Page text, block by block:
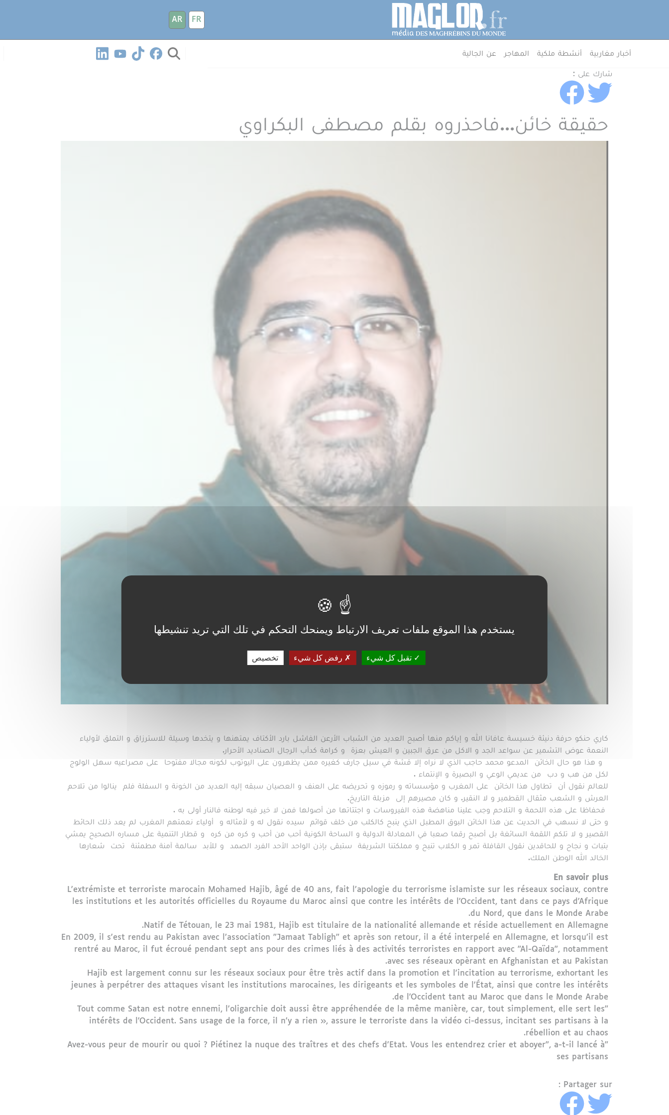
FR
AR
MenuArab
أخبار مغاربية أنشطة ملكية المهاجر عن الجالية
شارك على :
حقيقة خائن...فاحذروه بقلم مصطفى البكراوي
كاري حنكو حرفة دنيئة خسيسة عافانا الله و إياكم منها أصبح العديد من الشباب الأرعن الفاشل بارد الأكتاف يمتهنها و يتخدها وسيلة للاسترزاق و التملق لأولياء
النعمة عوض التشمير عن سواعد الجد و الاكل من عرق الجبين و العيش بعزة و كرامة كدأب الرجال الصناديد الأحرار.
و هذا هو حال الخائن المدعو محمد حاجب الذي لا نراه إلا قشة في سيل جارف كغيره ممن يظهرون على اليوتوب لكونه مجالا مفتوحا على مصراعيه سهل الولوج
لكل من هب و دب من عديمي الوعي و البصيرة و الإنتماء .
للعالم نقول أن تطاول هذا الخائن على المغرب و مؤسساته و رموزه و تحريضه على العنف و العصيان سبقه إليه العديد من الخونة و السفلة فلم ينالوا من تلاحم
العرش و الشعب مثقال القطمير و لا النقير. و كان مصيرهم إلى مزبلة التاريخ.
فحفاظا على هذه اللحمة و التلاحم وجب علينا مناهضة هذه الفيروسات و اجتتاتها من أصولها فمن لا خير فيه لوطنه فالنار أولى به .
و حتى لا نسهب في الحديت عن هذا الخائن البوق المطبل الذي ينبح كالكلب من خلف قوائم سيده نقول له و لأمثاله و أولياء نعمتهم المغرب لم يعد ذلك الحائط
القصير و لا تلكم اللقمة السائغة بل أصبح رقما صعبا في المعادلة الدولية و الساحة الكونية أحب من أحب و كره من كره و قطار التنمية على مساره الصحيح يمشي
بتبات و نجاح و للحاقدين نقول القافلة تمر و الكلاب تنبح و مملكتنا الشريفة ستبقى بإذن الواحد الأحد الفرد الصمد و للأبد سالمة آمنة مطمئنة تحت شعارها
الخالد الله الوطن الملك.
En savoir plus
L'extrémiste et terroriste marocain Mohamed Hajib, âgé de 40 ans, fait l’apologie du terrorisme islamiste sur les réseaux sociaux, contre
les institutions et les autorités officielles du Royaume du Maroc ainsi que contre les intérêts de l'Occident, tant dans ce pays d'Afrique
du Nord, que dans le Monde Arabe.
Natif de Tétouan, le 23 mai 1981, Hajib est titulaire de la nationalité allemande et réside actuellement en Allemagne.
En 2009, il s'est rendu au Pakistan avec l’association "Jamaat Tabligh" et après son retour, il a été interpelé en Allemagne, et lorsqu’il est
rentré au Maroc, il fut écroué pendant sept ans pour des crimes liés à des activités terroristes en rapport avec "Al-Qaïda", notamment
avec ses réseaux opèrant en Afghanistan et au Pakistan.
Hajib est largement connu sur les réseaux sociaux pour être très actif dans la promotion et l'incitation au terrorisme, exhortant les
jeunes à perpétrer des attaques visant les institutions marocaines, les dirigeants et les symboles de l'État, ainsi que contre les intérêts
de l'Occident tant au Maroc que dans le Monde Arabe.
"Tout comme Satan est notre ennemi, l'oligarchie doit aussi être appréhendée de la même manière, car, tout simplement, elle sert les
intérêts de l'Occident. Sans usage de la force, il n'y a rien », assure le terroriste dans la vidéo ci-dessus, incitant ses partisans à la
rébellion et au chaos.
"Avez-vous peur de mourir ou quoi ? Piétinez la nuque des traîtres et des chefs d'Etat. Vous les entendrez crier et aboyer", a-t-il lancé à
ses partisans
Partager sur :
يستخدم هذا الموقع ملفات تعريف الارتباط ويمنحك التحكم في تلك التي تريد تنشيطها
تقبل كل شيء رفض كل شيء تخصيص